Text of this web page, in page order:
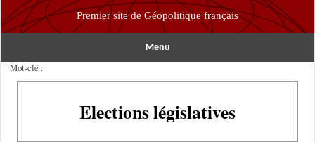
Premier site de Géopolitique français
Menu
Mot-clé :
Elections législatives